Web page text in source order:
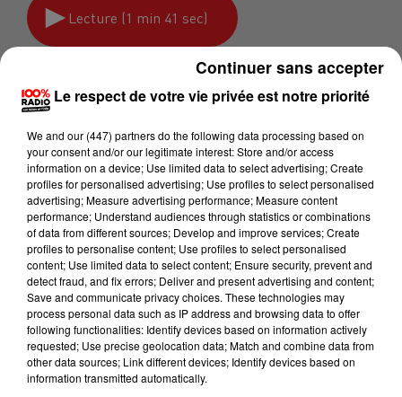
Lecture (1 min 41 sec)
100%
les petits bonheurs de l’été
3 juillet 2026 - 1 min 41 sec
LES CONSEILS DE CÉCILE SUR 100% RADIO :
SAVOURER LES PETITS BONHEURS DE L’ÉTÉ
Vous vous demandez quel est le secret d’un été réussi,
il réside dans les petits bonheurs. Nous avons parfois
tendance à attendre des moments extraordinaires,
alors que le bien-être se cache souvent dans les
choses simples.
Le respect de votre vie privée est notre priorité
We and our (447) partnersdo the following data processing based on
your consent and/or our legitimate interest: Store and/or access
information on a device; Use limited data to select advertising; Create
profiles for personalised advertising; Use profiles to select personalised
advertising; Measure advertising performance; Measure content
performance; Understand audiences through statistics or combinations
of data from different sources; Develop and improve services; Create
profiles to personalise content; Use profiles to select personalised
content; Use limited data to select content; Ensure security, prevent and
detect fraud, and fix errors; Deliver and present advertising and content;
Save and communicate privacy choices. These technologies may
process personal data such as IP address and browsing data to offer
following functionalities: Identify devices based on information actively
requested; Use precise geolocation data; Match and combine data from
other data sources; Link different devices; Identify devices based on
information transmitted automatically.
Continuer sans accepter